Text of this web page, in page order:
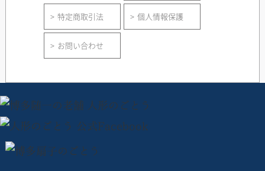
特定商取引法 個人情報保護
お問い合わせ